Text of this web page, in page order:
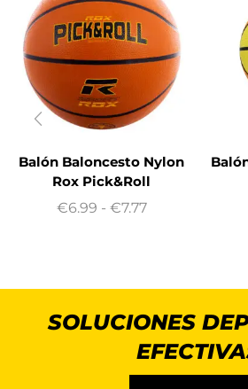
Balón Baloncesto Nylon
Rox Pick&Roll
€6.99 - €7.77
SOLUCIONES